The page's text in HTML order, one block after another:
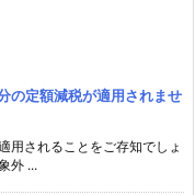
の定額減税が適用されませ
用されることをご存知でしょ
外 ...